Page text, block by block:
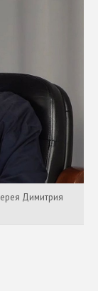
Димитрия